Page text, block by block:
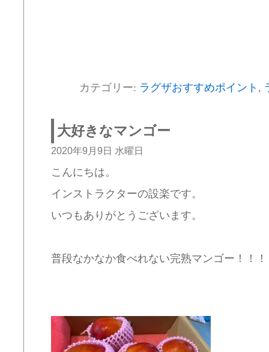
カテゴリー: ラグザおすすめポイント ,
大好きなマンゴー
2020年9月9日 水曜日
こんにちは。
インストラクターの設楽です。
いつもありがとうございます。
普段なかなか食べれない完熟マンゴー！！